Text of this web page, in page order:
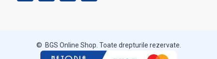
© BGS Online Shop. Toate drepturile rezervate.